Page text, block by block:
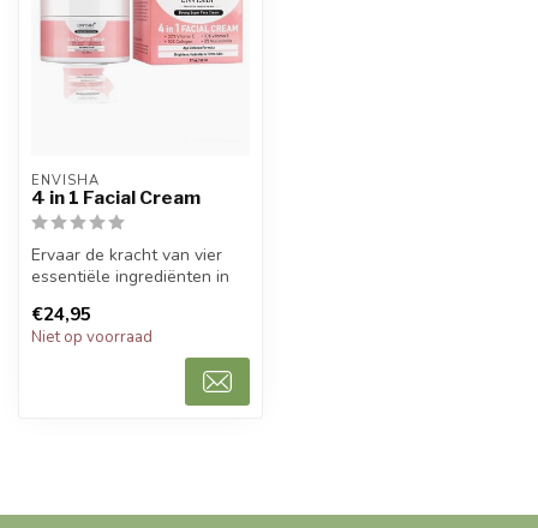
ENVISHA
4 in 1 Facial Cream
Ervaar de kracht van vier
essentiële ingrediënten in
me...
€24,95
Niet op voorraad